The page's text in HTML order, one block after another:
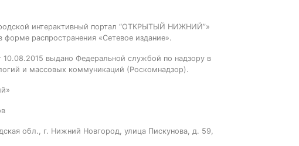
интерактивный портал “ОТКРЫТЫЙ НИЖНИЙ”»
форме распространения «Сетевое издание».
выдано Федеральной службой по надзору в
и массовых коммуникаций (Роскомнадзор).
обл., г. Нижний Новгород, улица Пискунова, д. 59,